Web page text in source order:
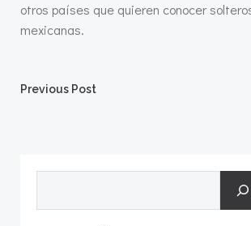
otros países que quieren conocer
mexicanas.
Post
Previous Post